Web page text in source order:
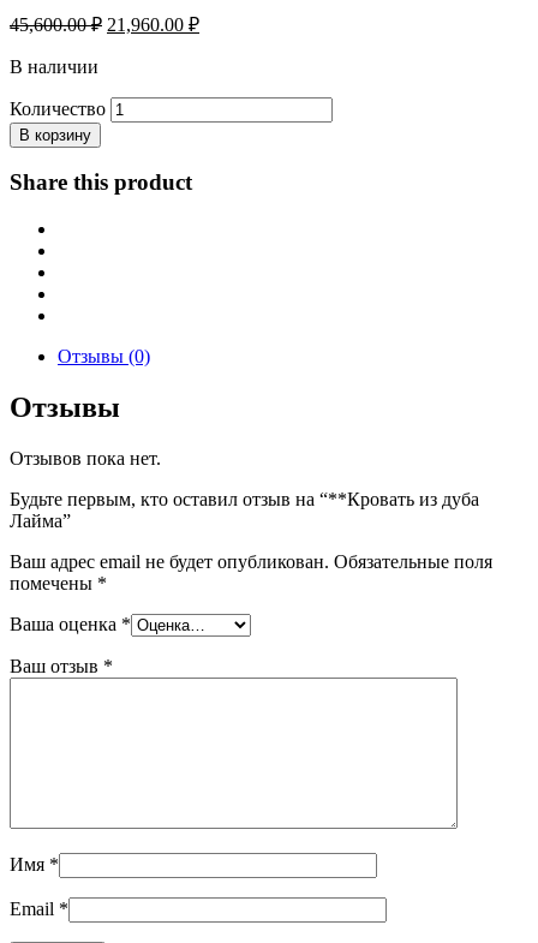
45,600.00₽ Первоначальная
21,960.00 ₽Текущая
В наличии
Количество
В корзину
Share this product
Отзывы (0)
Отзывы
Отзывов пока нет.
Будьте первым, кто оставил отзыв на “**Кровать из дуба
Лайма”
Ваш адрес email не будет опубликован. Обязательные поля
помечены *
Ваша оценка *
Ваш отзыв *
Имя *
Email *